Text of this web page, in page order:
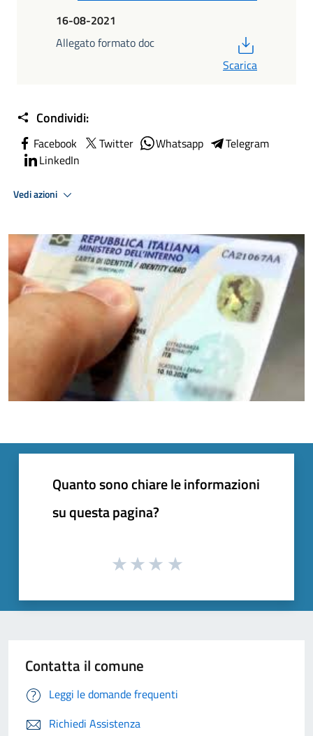
16-08-2021
Allegato formato doc
Scarica
Condividi:
Facebook Twitter Whatsapp
Telegram
LinkedIn
Vedi azioni
Quanto sono chiare le informazioni
su questa pagina?
Contatta il comune
Leggi le domande frequenti
Richiedi Assistenza